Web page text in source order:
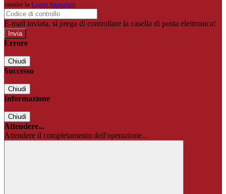
tramite la Login Spaggiari
E-mail inviata, si prega di controllare la casella di posta elettronica!
Errore
Chiudi
Successo
Chiudi
Informazione
Chiudi
Attendere...
Attendere il completamento dell'operazione...